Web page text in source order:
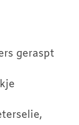
geraspt